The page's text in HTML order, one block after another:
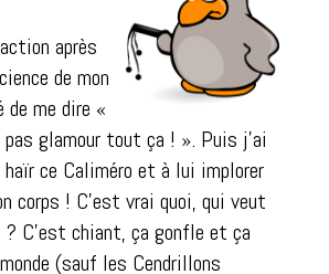
après
de mon
de me dire «
glamour tout ça ! ». Puis j’ai
haïr ce Caliméro et à lui implorer
corps ! C’est vrai quoi, qui veut
? C’est chiant, ça gonfle et ça
(sauf les Cendrillons